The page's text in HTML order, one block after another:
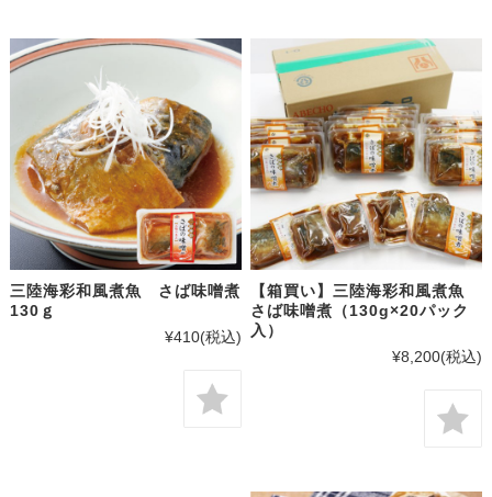
三陸海彩和風煮魚 さば味噌煮
130ｇ
¥410(税込)
【箱買い】三陸海彩和風煮魚
さば味噌煮（130g×20パック
入）
¥8,200(税込)